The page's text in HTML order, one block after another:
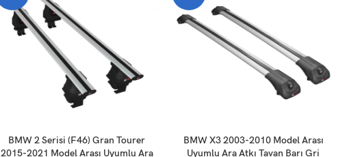
SEPETE EKLE
BMW 2 Serisi (F46) Gran Tourer
2015-2021 Model Arası Uyumlu Ara
SEPETE EKLE
BMW X3 2003-2010 Model Arası
Uyumlu Ara Atkı Tavan Barı Gri